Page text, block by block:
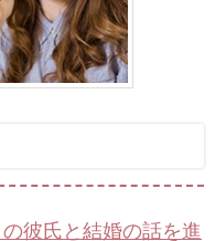
彼氏と結婚の話を進